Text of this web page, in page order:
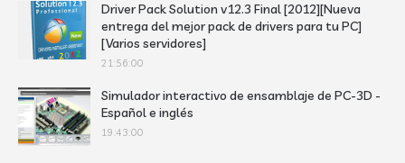
Driver Pack Solution v12.3 Final [2012][Nueva
entrega del mejor pack de drivers para tu PC]
[Varios servidores]
21:56:00
Simulador interactivo de ensamblaje de PC-3D -
Español e inglés
19:43:00